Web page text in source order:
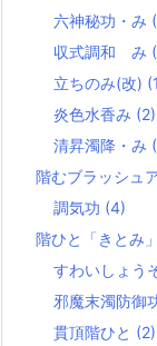
六神秘功・み
収式調和 み
立ちのみ(改)
炎色水香み (2)
清昇濁降・み
階むブラッシュ
調気功 (4)
階ひと「きとみ
すわいしょう
邪魔末濁防御
貫頂階ひと (2)